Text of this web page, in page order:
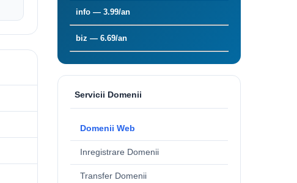
info — 3.99/an
biz — 6.69/an
Servicii Domenii
Domenii Web
Inregistrare Domenii
Transfer Domenii